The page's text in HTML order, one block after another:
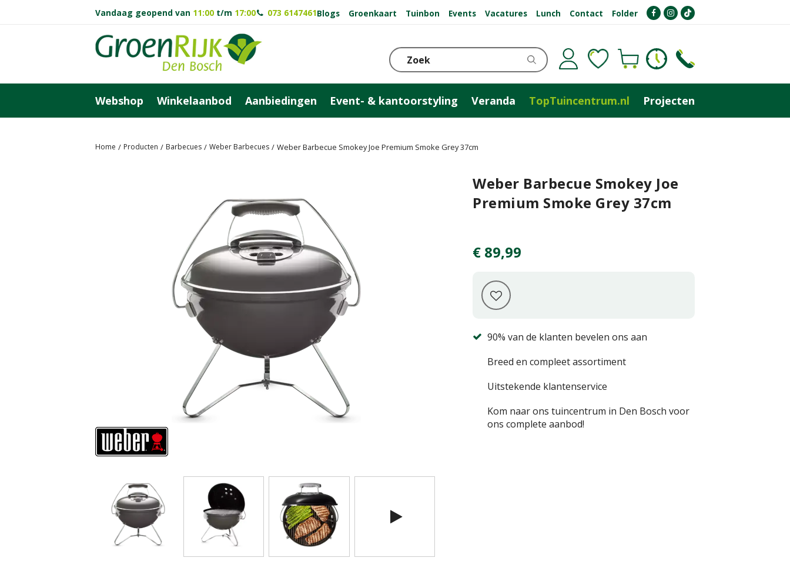
Home Producten Barbecues Weber Barbecues Weber Barbecue Smokey Joe Premium Smoke Grey 37cm
Vandaag geopend van 11:00 t/m 17:00 073 6147461Blogs Groenkaart Tuinbon Events Vacatures Lunch Contact Folder
Webshop Winkelaanbod Aanbiedingen Event- & kantoorstyling Veranda TopTuincentrum.nl Projecten
Weber Barbecue Smokey Joe
Premium Smoke Grey 37cm
€ 89,99
90% van de klanten bevelen ons aan
Breed en compleet assortiment
Uitstekende klantenservice
Kom naar ons tuincentrum in Den Bosch voor
ons complete aanbod!